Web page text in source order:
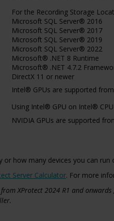
For the Recording Storage
Microsoft SQL Server® 2016
Microsoft SQL Server® 2017
Microsoft SQL Server® 2019
Microsoft SQL Server® 2022
Microsoft® .NET 8 Runtime
Microsoft® .NET 4.7.2
DirectX 11 or newer
Intel® GPUs are supported
Using Intel® GPU on Intel®
NVIDIA GPUs are supported
or how many devices you can run
Server Calculator. For more
XProtect 2024 R1 and